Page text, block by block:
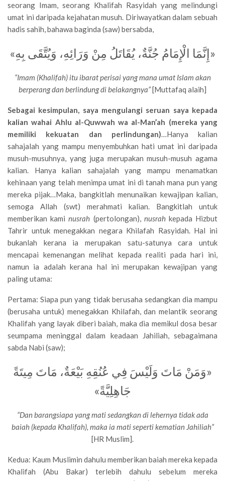
seorang Imam, seorang Khalifah Rasyidah yang melindungi
umat ini daripada kejahatan musuh. Diriwayatkan dalam sebuah
hadis sahih, bahawa baginda (saw) bersabda,
«إِنَّمَا الْإِمَامُ جُنَّةٌ، يُقَاتَلُ مِنْ وَرَائِهِ، وَيُتَّقَى بِهِ»
“Imam (Khalifah) itu ibarat perisai yang mana umat Islam akan
berperang dan berlindung di belakangnya”[Muttafaq alaih]
Sebagai kesimpulan, saya mengulangi seruan saya kepada
kalian wahai Ahlu al-Quwwah wa al-Man’ah (mereka yang
memiliki kekuatan dan perlindungan)…Hanya kalian
sahajalah yang mampu menyembuhkan hati umat ini daripada
musuh-musuhnya, yang juga merupakan musuh-musuh agama
kalian. Hanya kalian sahajalah yang mampu menamatkan
kehinaan yang telah menimpa umat ini di tanah mana pun yang
mereka pijak…Maka, bangkitlah menunaikan kewajipan kalian,
semoga Allah (swt) merahmati kalian. Bangkitlah untuk
memberikan kaminusrah (pertolongan), nusrahkepada Hizbut
Tahrir untuk menegakkan negara Khilafah Rasyidah. Hal ini
bukanlah kerana ia merupakan satu-satunya cara untuk
mencapai kemenangan melihat kepada realiti pada hari ini,
namun ia adalah kerana hal ini merupakan kewajipan yang
paling utama:
Pertama: Siapa pun yang tidak berusaha sedangkan dia mampu
(berusaha untuk) menegakkan Khilafah, dan melantik seorang
Khalifah yang layak diberi baiah, maka dia memikul dosa besar
seumpama meninggal dalam keadaan Jahiliah, sebagaimana
sabda Nabi (saw);
«وَمَنْ مَاتَ وَلَيْسَ فِي عُنُقِهِ بَيْعَةٌ، مَاتَ مِيتَةً
جَاهِلِيَّةً»
“Dan barangsiapa yang mati sedangkan di lehernya tidak ada
baiah (kepada Khalifah), maka ia mati seperti kematian Jahiliah”
[HR Muslim].
Kedua: Kaum Muslimin dahulu memberikan baiah mereka kepada
Khalifah (Abu Bakar) terlebih dahulu sebelum mereka